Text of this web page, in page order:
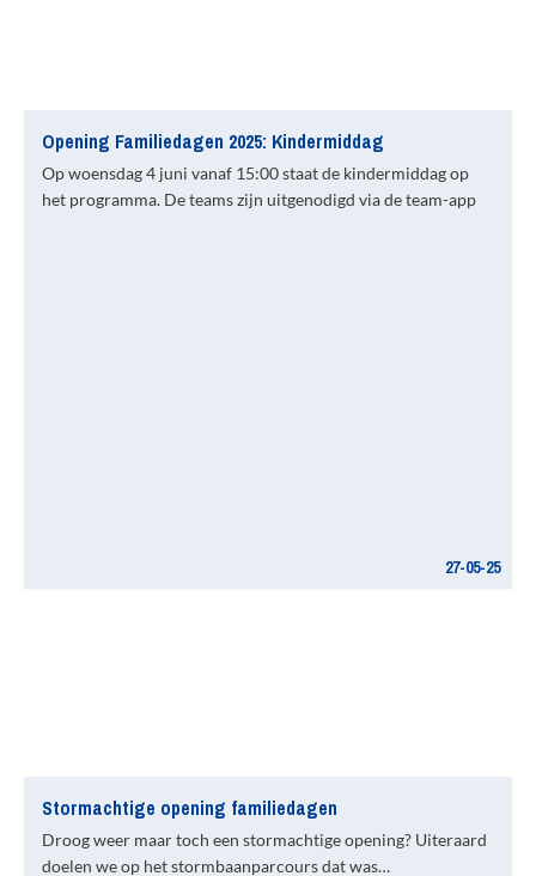
Opening Familiedagen 2025: Kindermiddag
Op woensdag 4 juni vanaf 15:00 staat de kindermiddag op
het programma. De teams zijn uitgenodigd via de team-app
27-05-25
Stormachtige opening familiedagen
Droog weer maar toch een stormachtige opening? Uiteraard
doelen we op het stormbaanparcours dat was…